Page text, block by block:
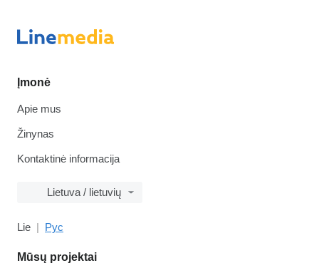
Įmonė
Apie mus
Žinynas
Kontaktinė informacija
Lietuva / lietuvių
Lie Рус
Mūsų projektai